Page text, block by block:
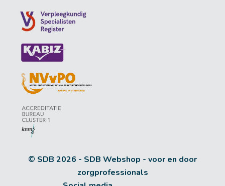
© SDB 2026 - SDB Webshop - voor en door
zorgprofessionals